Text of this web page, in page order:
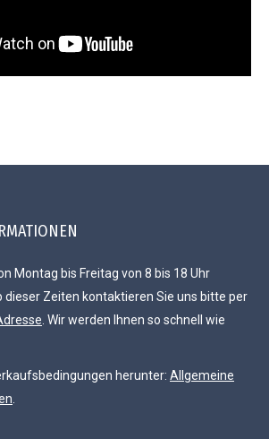
Montag bis Freitag von 8 bis 18 Uhr
Zeiten kontaktieren Sie uns bitte per
. Wir werden Ihnen so schnell wie
herunter: Allgemeine
.